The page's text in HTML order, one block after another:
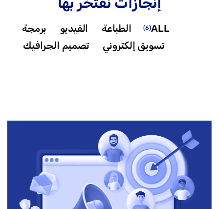
ALL
(6) الطباعة الفيديو
برمجة
تسويق إلكتروني
تصميم الجرافيك